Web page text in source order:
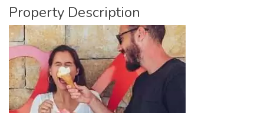
Property Description